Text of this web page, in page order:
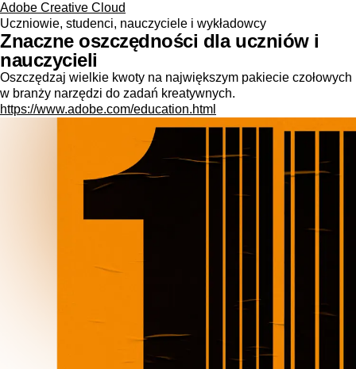
Adobe Creative Cloud
Uczniowie, studenci, nauczyciele i wykładowcy
Znaczne oszczędności dla uczniów i
nauczycieli
Oszczędzaj wielkie kwoty na największym pakiecie czołowych
w branży narzędzi do zadań kreatywnych.
https://www.adobe.com/education.html